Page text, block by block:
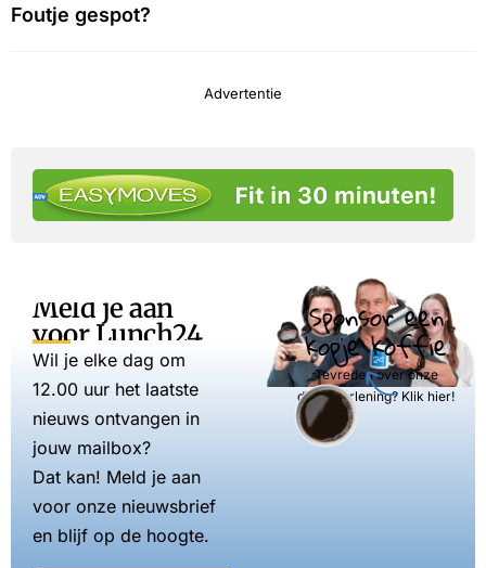
Foutje gespot?
Advertentie
Meld je aan
voor Lunch24
Wil je elke dag om
12.00 uur het laatste
nieuws ontvangen in
jouw mailbox?
Dat kan! Meld je aan
voor onze nieuwsbrief
en blijf op de hoogte.
Sponsor een
kopje koffie
Tevreden over onze
dienstverlening? Klik hier!